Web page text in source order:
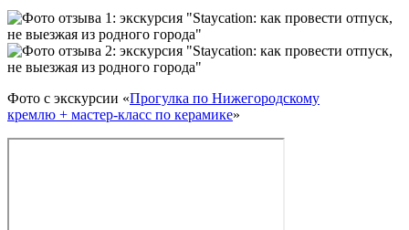
Фото с экскурсии «Прогулка по Нижегородскому
кремлю + мастер‑класс по керамике»